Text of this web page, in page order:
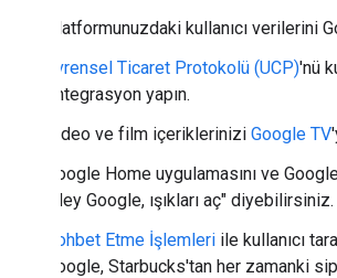
Platformunuzdaki kullanıcı verilerini
Evrensel Ticaret Protokolü (UCP)'nü
entegrasyon yapın.
Video ve film içeriklerinizi Google TV
Google Home uygulamasını ve
"Hey Google, ışıkları aç" diyebilirsiniz.
Sohbet Etme İşlemleri ile kullanıcı
Google, Starbucks'tan her zamanki